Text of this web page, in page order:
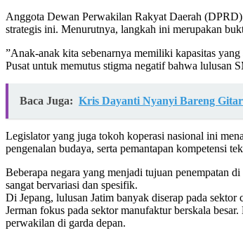
​Anggota Dewan Perwakilan Rakyat Daerah
strategis ini. Menurutnya, langkah ini merupakan
​”Anak-anak kita sebenarnya memiliki kapasitas
Pusat untuk memutus stigma negatif bahwa lulusan
Baca Juga: Kris Dayanti Nyanyi Bareng
​Legislator yang juga tokoh koperasi nasional ini
pengenalan budaya, serta pemantapan kompetensi
​Beberapa negara yang menjadi tujuan penempatan
sangat bervariasi dan spesifik.
​Di Jepang, lulusan Jatim banyak diserap pada
Jerman fokus pada sektor manufaktur berskala
perwakilan di garda depan.